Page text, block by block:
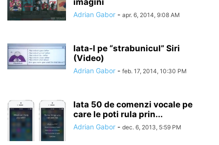
imagini
Adrian Gabor - apr. 6, 2014, 9:08 AM
Iata-l pe “strabunicul” Siri
(Video)
Adrian Gabor - feb. 17, 2014, 10:30 PM
Iata 50 de comenzi vocale pe
care le poti rula prin...
Adrian Gabor - dec. 6, 2013, 5:59 PM